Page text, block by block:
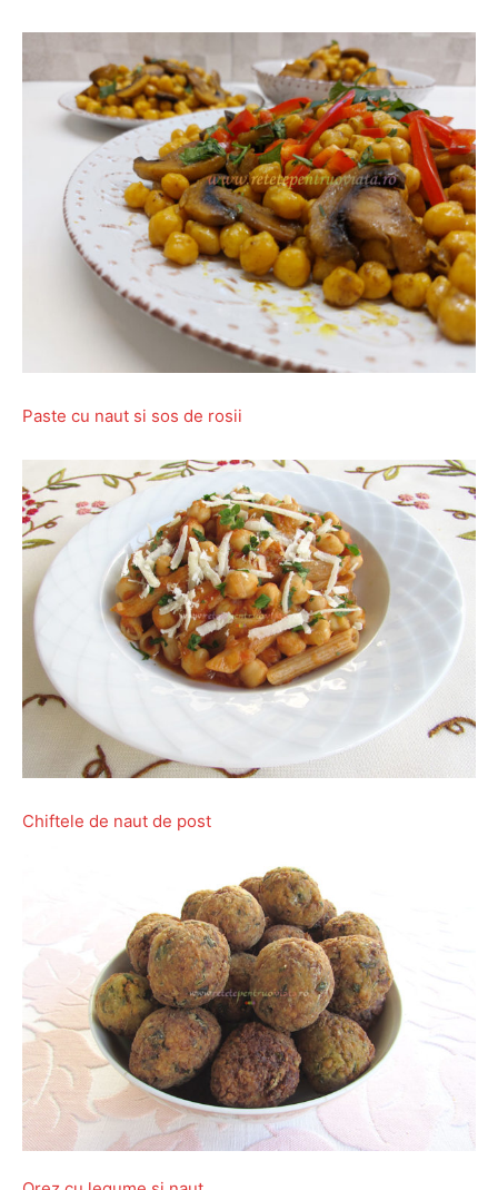
Paste cu naut si sos de rosii
Chiftele de naut de post